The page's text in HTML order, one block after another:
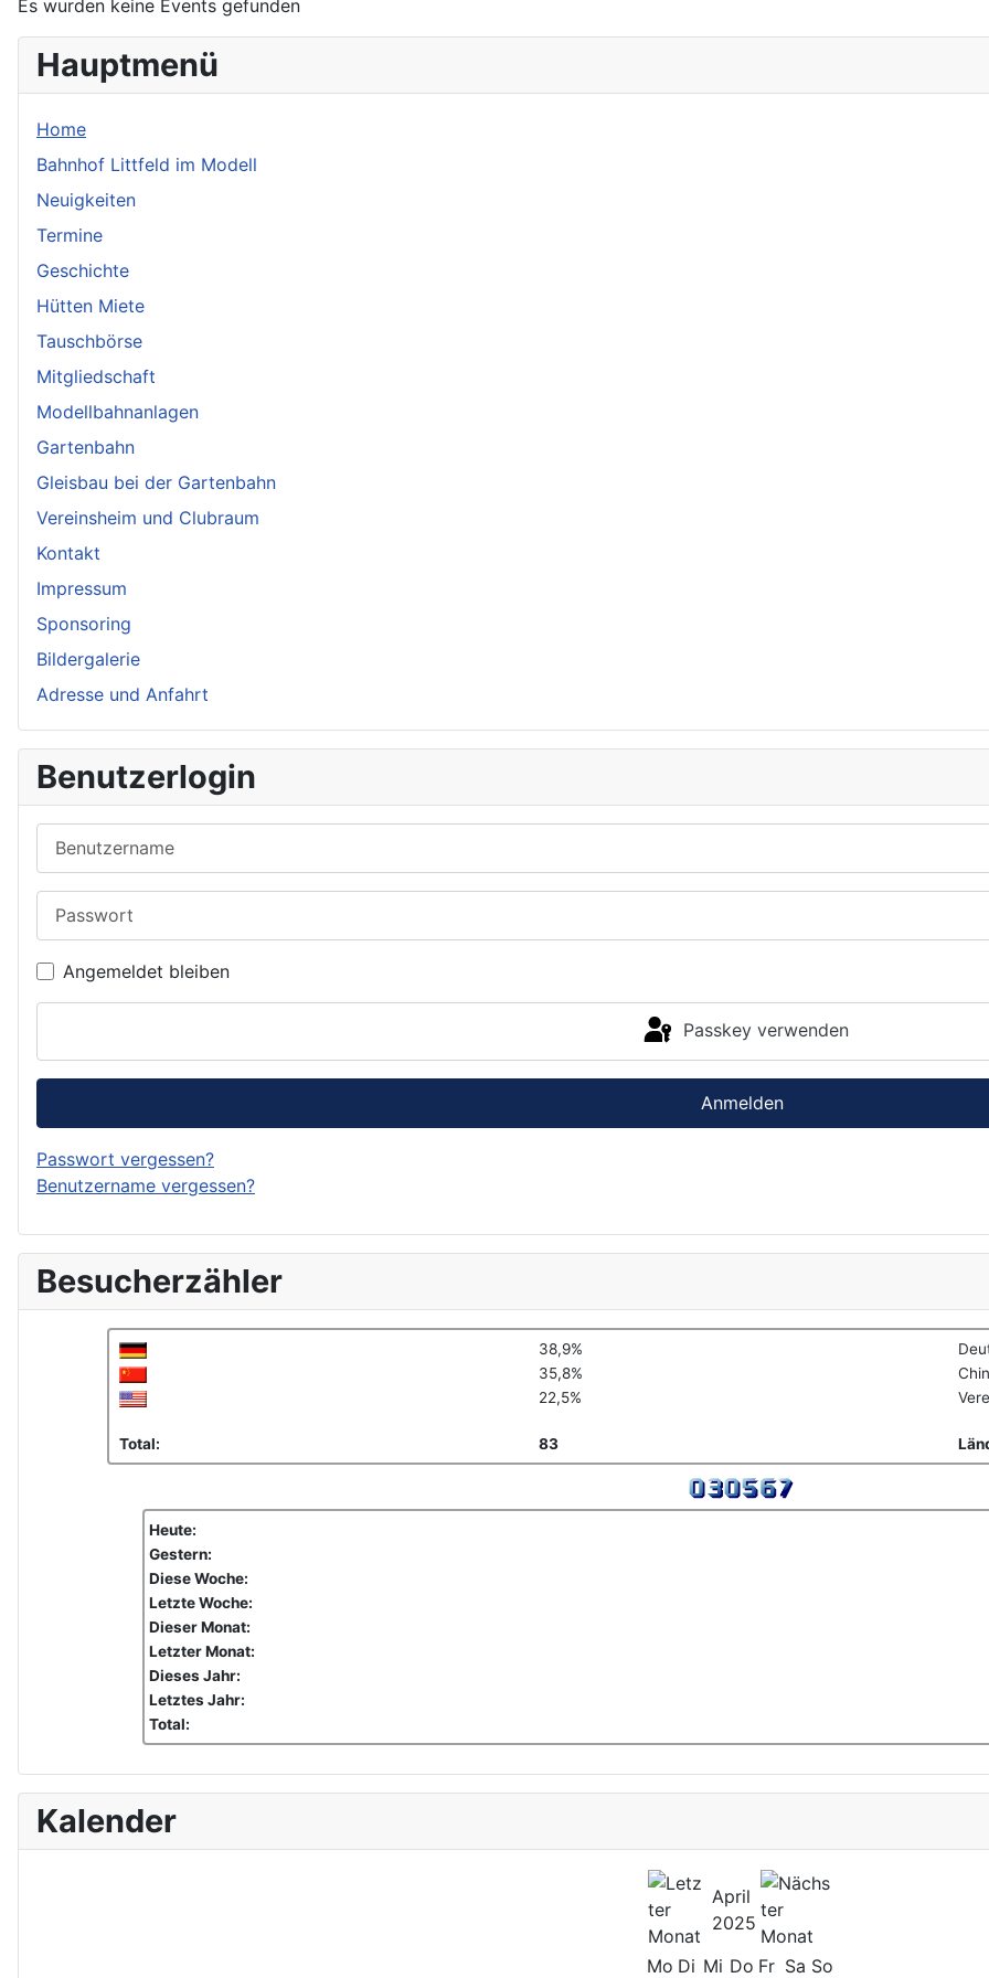
Es wurden keine Events gefunden
Hauptmenü
Home
Bahnhof Littfeld im Modell
Neuigkeiten
Termine
Geschichte
Hütten Miete
Tauschbörse
Mitgliedschaft
Modellbahnanlagen
Gartenbahn
Gleisbau bei der Gartenbahn
Vereinsheim und Clubraum
Kontakt
Impressum
Sponsoring
Bildergalerie
Adresse und Anfahrt
Benutzerlogin
Angemeldet bleiben
Passkey verwenden
Anmelden
Passwort vergessen?
Benutzername vergessen?
Besucherzähler
38,9%
35,8%
22,5%
Total: 83
Heute:
Gestern:
Diese Woche:
Letzte Woche:
Dieser Monat:
Letzter Monat:
Dieses Jahr:
Letztes Jahr:
Total:
Kalender
April
2025
Mo Di Mi Do Fr Sa So